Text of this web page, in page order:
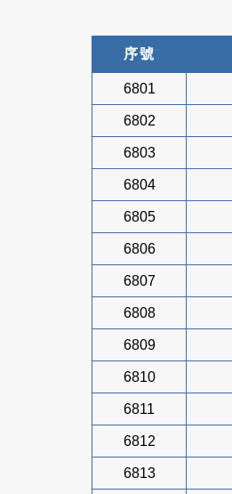
序號
6801
6802
6803
6804
6805
6806
6807
6808
6809
6810
6811
6812
6813